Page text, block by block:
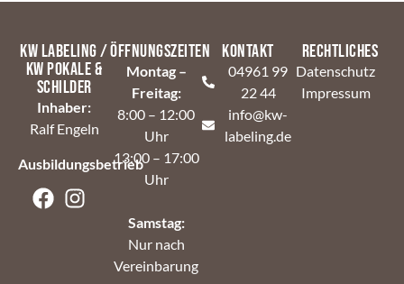
KW Labeling /
KW Pokale &
Schilder
Inhaber:
Ralf Engeln
Ausbildungsbetrieb
Öffnungszeiten
Montag –
Freitag:
8:00 – 12:00
Uhr
13:00 – 17:00
Uhr
Samstag:
Nur nach
Vereinbarung
Kontakt
04961 99
22 44
info@kw-
labeling.de
Rechtliches
Datenschutz
Impressum